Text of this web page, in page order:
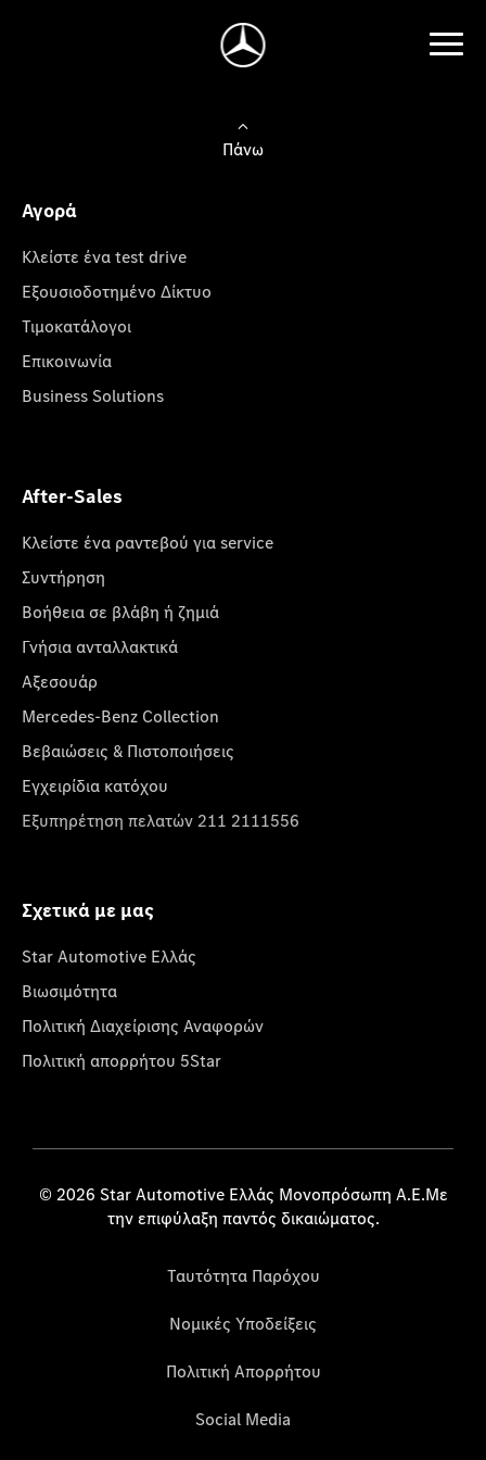
Πάνω
Αγορά
Κλείστε ένα test drive
Εξουσιοδοτημένο Δίκτυο
Τιμοκατάλογοι
Επικοινωνία
Business Solutions
After-Sales
Κλείστε ένα ραντεβού για service
Συντήρηση
Βοήθεια σε βλάβη ή ζημιά
Γνήσια ανταλλακτικά
Αξεσουάρ
Mercedes-Benz Collection
Βεβαιώσεις & Πιστοποιήσεις
Εγχειρίδια κατόχου
Εξυπηρέτηση πελατών 211 2111556
Σχετικά με μας
Star Automotive Ελλάς
Βιωσιμότητα
Πολιτική Διαχείρισης Αναφορών
Πολιτική απορρήτου 5Star
© 2026 Star Automotive Ελλάς Μονοπρόσωπη Α.Ε.Με
την επιφύλαξη παντός δικαιώματος.
Ταυτότητα Παρόχου
Νομικές Υποδείξεις
Πολιτική Απορρήτου
Social Media